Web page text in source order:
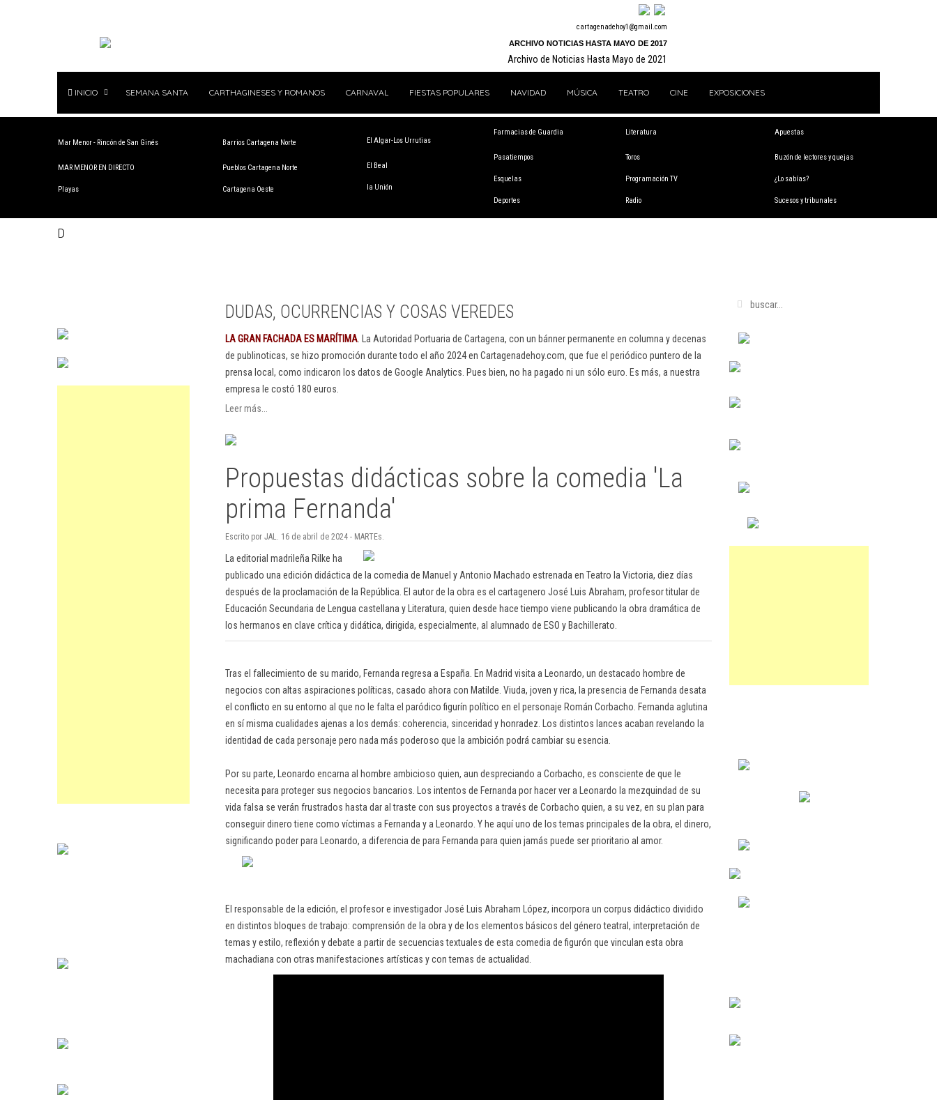
cartagenadehoy1@gmail.com
ARCHIVO NOTICIAS HASTA MAYO DE 2017
Archivo de Noticias Hasta Mayo de 2021
INICIO SEMANA SANTA CARTHAGINESES Y ROMANOS CARNAVAL FIESTAS POPULARES NAVIDAD MÚSICA TEATRO CINE EXPOSICIONES
Mar Menor - Rincón de San Ginés
MAR MENOR EN DIRECTO
Playas
Barrios Cartagena Norte
Pueblos Cartagena Norte
Cartagena Oeste
El Algar-Los Urrutias
El Beal
la Unión
Farmacias de Guardia
Pasatiempos
Esquelas
Deportes
Literatura
Toros
Programación TV
Radio
Apuestas
Buzón de lectores y quejas
¿Lo sabías?
Sucesos y tribunales
D
DUDAS, OCURRENCIAS Y COSAS VEREDES
LA GRAN FACHADA ES MARÍTIMA . La Autoridad Portuaria de Cartagena, con un bánner permanente en columna y decenas
de publinoticas, se hizo promoción durante todo el año 2024 en Cartagenadehoy.com, que fue el periódico puntero de la
prensa local, como indicaron los datos de Google Analytics. Pues bien, no ha pagado ni un sólo euro. Es más, a nuestra
empresa le costó 180 euros.
Leer más...
Propuestas didácticas sobre la comedia 'La
prima Fernanda'
Escrito por JAL. 16 de abril de 2024 - MARTEs.
La editorial madrileña Rilke ha
publicado una edición didáctica de la comedia de Manuel y Antonio Machado estrenada en Teatro la Victoria, diez días
después de la proclamación de la República. El autor de la obra es el cartagenero José Luis Abraham, profesor titular de
Educación Secundaria de Lengua castellana y Literatura, quien desde hace tiempo viene publicando la obra dramática de
los hermanos en clave crítica y didática, dirigida, especialmente, al alumnado de ESO y Bachillerato.
Tras el fallecimiento de su marido, Fernanda regresa a España. En Madrid visita a Leonardo, un destacado hombre de
negocios con altas aspiraciones políticas, casado ahora con Matilde. Viuda, joven y rica, la presencia de Fernanda desata
el conflicto en su entorno al que no le falta el paródico figurín político en el personaje Román Corbacho. Fernanda aglutina
en sí misma cualidades ajenas a los demás: coherencia, sinceridad y honradez. Los distintos lances acaban revelando la
identidad de cada personaje pero nada más poderoso que la ambición podrá cambiar su esencia.
Por su parte, Leonardo encarna al hombre ambicioso quien, aun despreciando a Corbacho, es consciente de que le
necesita para proteger sus negocios bancarios. Los intentos de Fernanda por hacer ver a Leonardo la mezquindad de su
vida falsa se verán frustrados hasta dar al traste con sus proyectos a través de Corbacho quien, a su vez, en su plan para
conseguir dinero tiene como víctimas a Fernanda y a Leonardo. Y he aquí uno de los temas principales de la obra, el dinero,
significando poder para Leonardo, a diferencia de para Fernanda para quien jamás puede ser prioritario al amor.
El responsable de la edición, el profesor e investigador José Luis Abraham López, incorpora un corpus didáctico dividido
en distintos bloques de trabajo: comprensión de la obra y de los elementos básicos del género teatral, interpretación de
temas y estilo, reflexión y debate a partir de secuencias textuales de esta comedia de figurón que vinculan esta obra
machadiana con otras manifestaciones artísticas y con temas de actualidad.